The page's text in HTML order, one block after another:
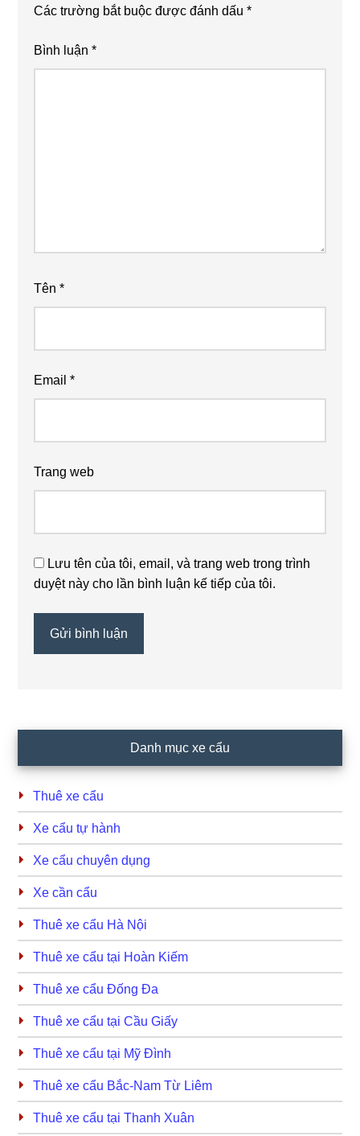
Các trường bắt buộc được đánh dấu*
Bình luận*
Tên*
Email*
Trang web
Lưu tên của tôi, email, và trang web trong trình
duyệt này cho lần bình luận kế tiếp của tôi.
Sidebar
Danh mục xe cẩu
Thuê xe cẩu
Xe cẩu tự hành
Xe cẩu chuyên dụng
Xe cần cẩu
Thuê xe cẩu Hà Nội
Thuê xe cẩu tại Hoàn Kiếm
Thuê xe cẩu Đống Đa
Thuê xe cẩu tại Cầu Giấy
Thuê xe cẩu tại Mỹ Đình
Thuê xe cẩu Bắc-Nam Từ Liêm
Thuê xe cẩu tại Thanh Xuân